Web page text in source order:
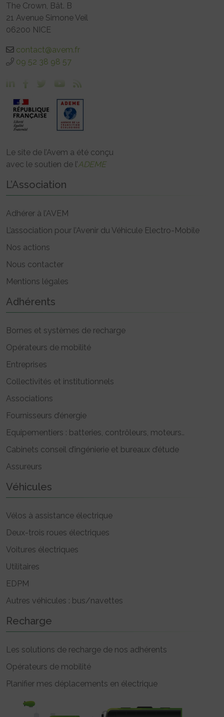
The Crown, Bât. B
21 Avenue Simone Veil
06200 NICE
contact@avem.fr
09 52 38 98 57
Le site de l’Avem a été conçu
avec le soutien de l’ADEME
L’Association
Adhérer à l’AVEM
L’association pour l’Avenir du Véhicule Electro-Mobile
Nos actions
Nous contacter
Mentions légales
Adhérents
Bornes et systèmes de recharge
Opérateurs de mobilité
Entreprises
Collectivités et institutionnels
Associations
Fournisseurs d’énergie
Equipementiers : batteries, contrôleurs, moteurs..
Cabinets conseil d’ingénierie et bureaux d’étude
Assureurs
Véhicules
Vélos à assistance électrique
Deux-trois roues électriques
Voitures électriques
Utilitaires
EDPM
Autres véhicules : bus/navettes
Recharge
Les solutions de recharge de nos adhérents
Opérateurs de mobilité
Planifier mes déplacements en électrique